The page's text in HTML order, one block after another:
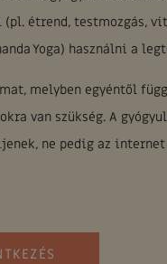
étrend, testmozgás,
Yoga) használni a
melyben egyéntől
van szükség. A
ne pedig az